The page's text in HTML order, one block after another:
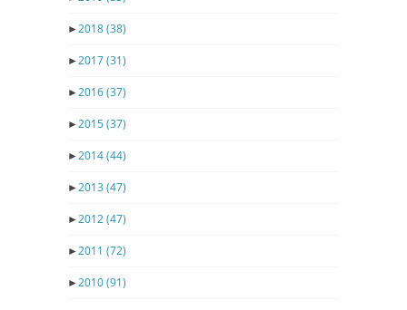
►2018(38)
►2017(31)
►2016(37)
►2015(37)
►2014(44)
►2013 (47)
►2012(47)
►2011 (72)
►2010(91)